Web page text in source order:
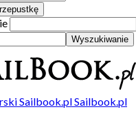
Sailbook.pl